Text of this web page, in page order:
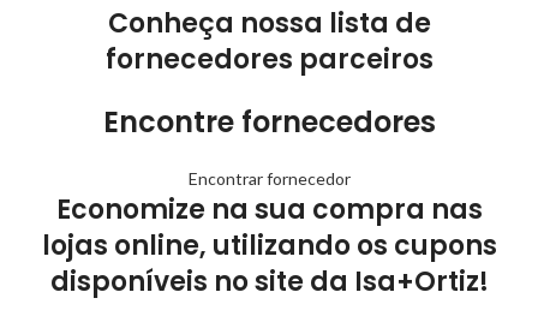
Conheça nossa lista de
fornecedores parceiros
Encontre fornecedores
Encontrar fornecedor
Economize na sua compra nas
lojas online, utilizando os cupons
disponíveis no site da Isa+Ortiz!